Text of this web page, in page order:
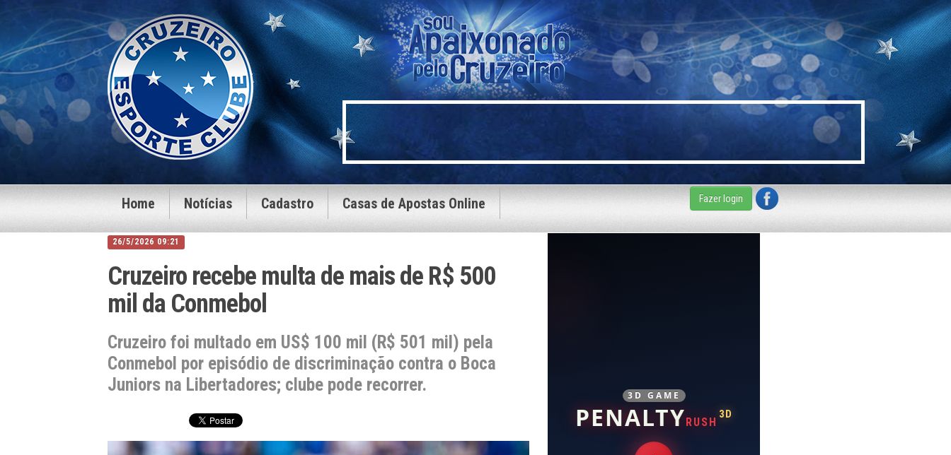
Home Notícias Cadastro Casas de Apostas Online Fazer login
26/5/2026 09:21
Cruzeiro recebe multa de mais de R$ 500
mil da Conmebol
Cruzeiro foi multado em US$ 100 mil (R$ 501 mil) pela
Conmebol por episódio de discriminação contra o Boca
Juniors na Libertadores; clube pode recorrer.
3D GAME
PENALTYRUSH
3D